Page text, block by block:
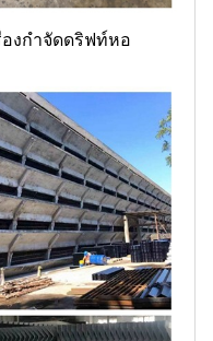
งกำจัดดริฟท์หอ